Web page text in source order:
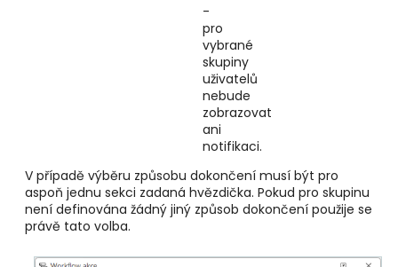
-
pro
vybrané
skupiny
uživatelů
nebude
zobrazovat
ani
notifikaci.
V případě výběru způsobu dokončení musí být pro
aspoň jednu sekci zadaná hvězdička. Pokud pro skupinu
není definována žádný jiný způsob dokončení použije se
právě tato volba.